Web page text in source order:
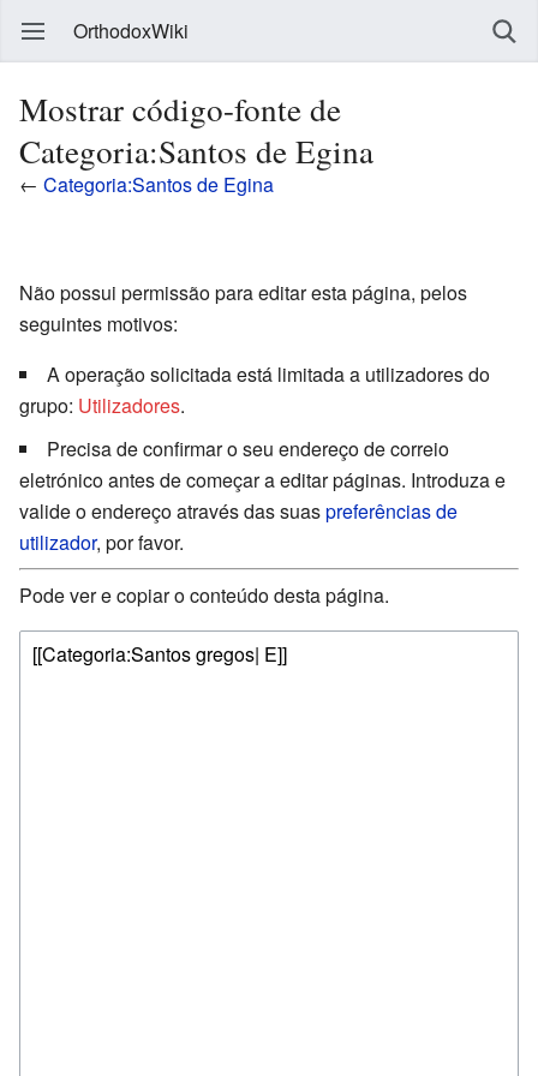
OrthodoxWiki
Mostrar código-fonte de
Categoria:Santos de Egina
← Categoria:Santos de Egina
Não possui permissão para editar esta página, pelos
seguintes motivos:
A operação solicitada está limitada a utilizadores do
grupo: Utilizadores.
Precisa de confirmar o seu endereço de correio
eletrónico antes de começar a editar páginas. Introduza e
valide o endereço através das suaspreferências de
utilizador, por favor.
Pode ver e copiar o conteúdo desta página.